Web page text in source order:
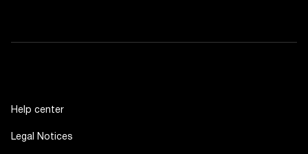
Help center
Legal Notices